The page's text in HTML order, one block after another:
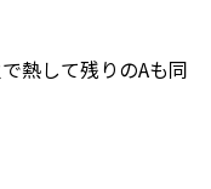
熱して残りのAも同